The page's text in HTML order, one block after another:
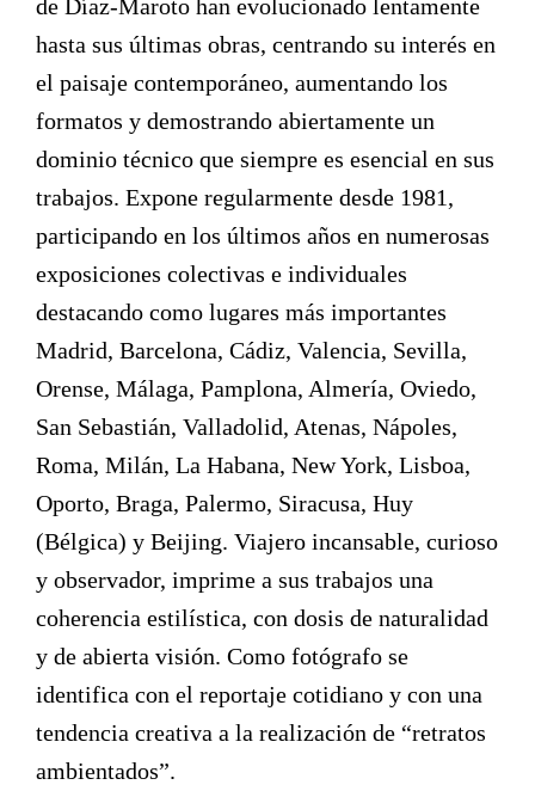
de Díaz-Maroto han evolucionado lentamente
hasta sus últimas obras, centrando su interés en
el paisaje contemporáneo, aumentando los
formatos y demostrando abiertamente un
dominio técnico que siempre es esencial en sus
trabajos. Expone regularmente desde 1981,
participando en los últimos años en numerosas
exposiciones colectivas e individuales
destacando como lugares más importantes
Madrid, Barcelona, Cádiz, Valencia, Sevilla,
Orense, Málaga, Pamplona, Almería, Oviedo,
San Sebastián, Valladolid, Atenas, Nápoles,
Roma, Milán, La Habana, New York, Lisboa,
Oporto, Braga, Palermo, Siracusa, Huy
(Bélgica) y Beijing. Viajero incansable, curioso
y observador, imprime a sus trabajos una
coherencia estilística, con dosis de naturalidad
y de abierta visión. Como fotógrafo se
identifica con el reportaje cotidiano y con una
tendencia creativa a la realización de “retratos
ambientados”.